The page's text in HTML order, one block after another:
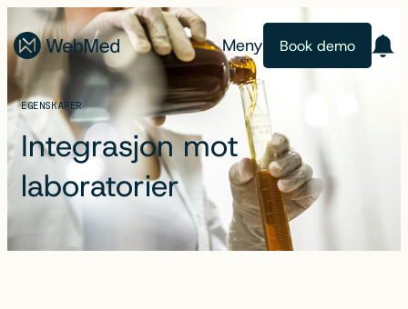
Meny Book demo
EGENSKAPER
Integrasjon mot
laboratorier